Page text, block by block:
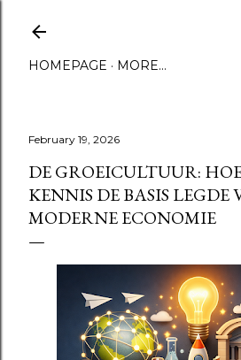
HOMEPAGE MORE…
February 19, 2026
DE GROEICULTUUR:
KENNIS DE BASIS LEGDE
MODERNE ECONOMIE